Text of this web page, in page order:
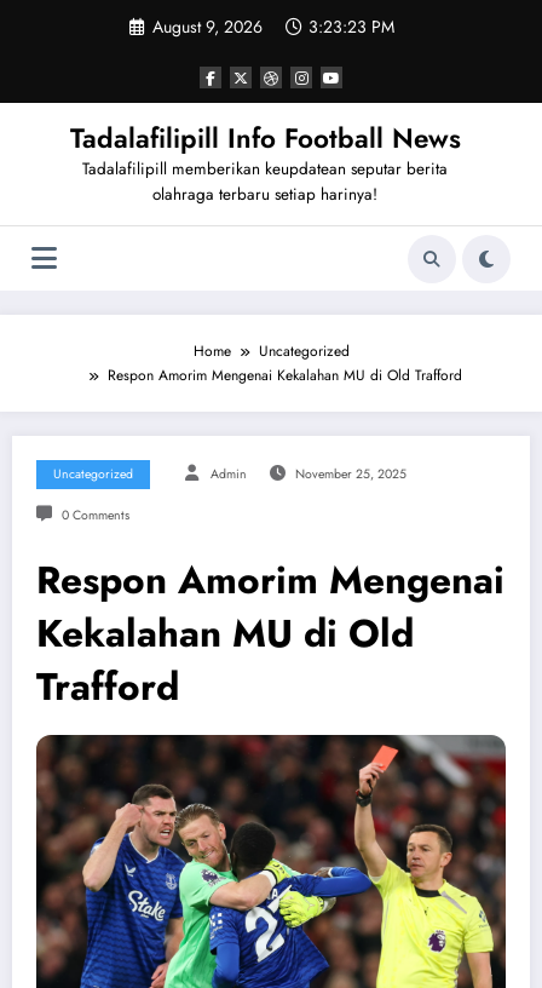
August 9, 2026 3:23:24 PM
Tadalafilipill Info Football News
Tadalafilipill memberikan keupdatean seputar berita
olahraga terbaru setiap harinya!
Home
Uncategorized
Respon Amorim Mengenai Kekalahan MU di Old Trafford
Uncategorized Admin November 25, 2025
0 Comments
Respon Amorim Mengenai
Kekalahan MU di Old
Trafford